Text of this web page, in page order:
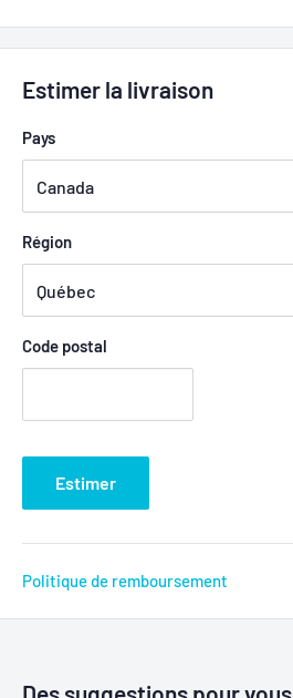
Estimer la livraison
Pays
Région
Code postal
Estimer
Politique de remboursement